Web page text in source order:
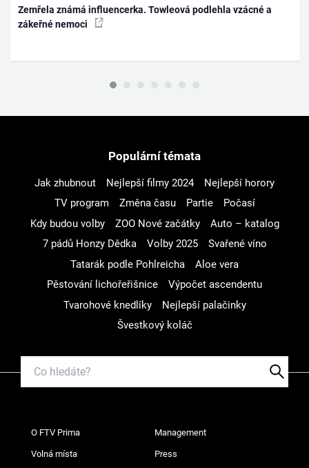
Zemřela známá influencerka. Towleová podlehla vzácné a
zákeřné nemoci
Populární témata
Jak zhubnout Nejlepší filmy 2024
Nejlepší horory
TV program
Změna času Partie
Počasí
Kdy budou volby
ZOO Nové začátky
Auto – katalog
7 pádů Honzy Dědka
Volby 2025
Svařené víno
Tatarák podle Pohlreicha
Aloe vera
Pěstování lichořeřišnice
Výpočet ascendentu
Tvarohové knedlíky
Nejlepší palačinky
Švestkový koláč
O FTV Prima Management
Volná místa Press